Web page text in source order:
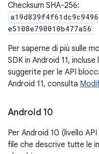
Checksum SHA-256:
e5108e790010b477a56
Per saperne di più sulle
SDK in Android 11,
suggerite per le API
Android 11, consulta
Android 10
Per Android 10 (livello
file che descrive tutte le